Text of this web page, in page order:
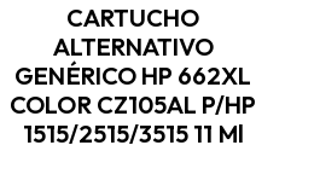
CARTUCHO
ALTERNATIVO
GENÉRICO HP 662XL
COLOR CZ105AL P/HP
1515/2515/3515 11 Ml